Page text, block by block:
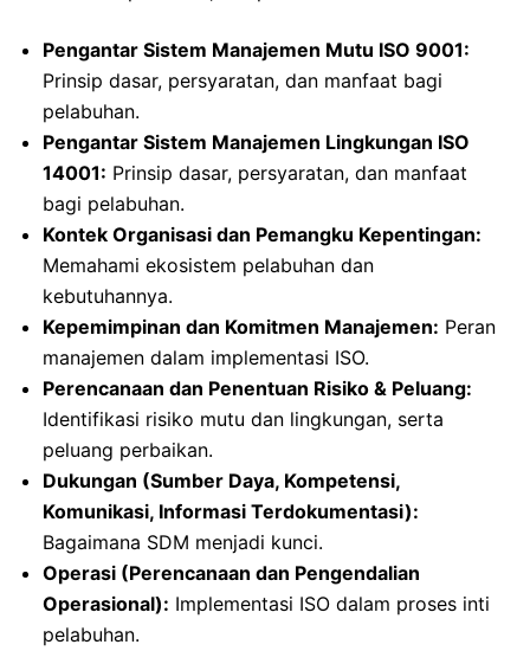
Pengantar Sistem Manajemen Mutu ISO 9001:
Prinsip dasar, persyaratan, dan manfaat bagi
pelabuhan.
Pengantar Sistem Manajemen Lingkungan ISO
14001: Prinsip dasar, persyaratan, dan manfaat
bagi pelabuhan.
Kontek Organisasi dan Pemangku Kepentingan:
Memahami ekosistem pelabuhan dan
kebutuhannya.
Kepemimpinan dan Komitmen Manajemen: Peran
manajemen dalam implementasi ISO.
Perencanaan dan Penentuan Risiko & Peluang:
Identifikasi risiko mutu dan lingkungan, serta
peluang perbaikan.
Dukungan (Sumber Daya, Kompetensi,
Komunikasi, Informasi Terdokumentasi):
Bagaimana SDM menjadi kunci.
Operasi (Perencanaan dan Pengendalian
Operasional): Implementasi ISO dalam proses inti
pelabuhan.